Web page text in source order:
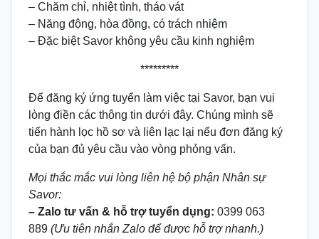
– Chăm chỉ, nhiệt tình, tháo vát
– Năng động, hòa đồng, có trách nhiệm
– Đặc biệt Savor không yêu cầu kinh nghiệm
*********
Để đăng ký ứng tuyển làm việc tại Savor, bạn vui
lòng điền các thông tin dưới đây. Chúng mình sẽ
tiến hành lọc hồ sơ và liên lạc lại nếu đơn đăng ký
của bạn đủ yêu cầu vào vòng phỏng vấn.
Mọi thắc mắc vui lòng liên hệ bộ phận Nhân sự
Savor:
– Zalo tư vấn & hỗ trợ tuyển dụng: 0399 063
889 (Ưu tiên nhắn Zalo để được hỗ trợ nhanh.)